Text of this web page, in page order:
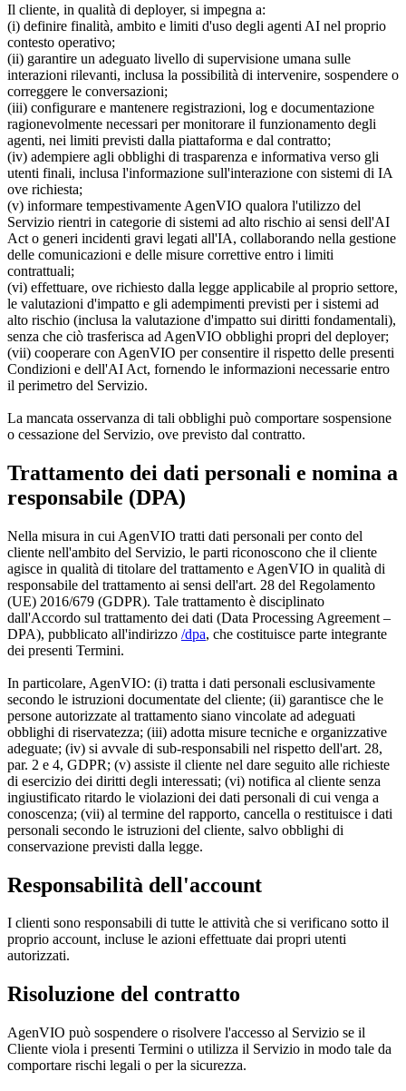
Il cliente, in qualità di deployer, si impegna a:
(i) definire finalità, ambito e limiti d'uso degli agenti AI nel proprio
contesto operativo;
(ii) garantire un adeguato livello di supervisione umana sulle
interazioni rilevanti, inclusa la possibilità di intervenire, sospendere o
correggere le conversazioni;
(iii) configurare e mantenere registrazioni, log e documentazione
ragionevolmente necessari per monitorare il funzionamento degli
agenti, nei limiti previsti dalla piattaforma e dal contratto;
(iv) adempiere agli obblighi di trasparenza e informativa verso gli
utenti finali, inclusa l'informazione sull'interazione con sistemi di IA
ove richiesta;
(v) informare tempestivamente AgenVIO qualora l'utilizzo del
Servizio rientri in categorie di sistemi ad alto rischio ai sensi dell'AI
Act o generi incidenti gravi legati all'IA, collaborando nella gestione
delle comunicazioni e delle misure correttive entro i limiti
contrattuali;
(vi) effettuare, ove richiesto dalla legge applicabile al proprio settore,
le valutazioni d'impatto e gli adempimenti previsti per i sistemi ad
alto rischio (inclusa la valutazione d'impatto sui diritti fondamentali),
senza che ciò trasferisca ad AgenVIO obblighi propri del deployer;
(vii) cooperare con AgenVIO per consentire il rispetto delle presenti
Condizioni e dell'AI Act, fornendo le informazioni necessarie entro
il perimetro del Servizio.
La mancata osservanza di tali obblighi può comportare sospensione
o cessazione del Servizio, ove previsto dal contratto.
Trattamento dei dati personali e nomina a
responsabile (DPA)
Nella misura in cui AgenVIO tratti dati personali per conto del
cliente nell'ambito del Servizio, le parti riconoscono che il cliente
agisce in qualità di titolare del trattamento e AgenVIO in qualità di
responsabile del trattamento ai sensi dell'art. 28 del Regolamento
(UE) 2016/679 (GDPR). Tale trattamento è disciplinato
dall'Accordo sul trattamento dei dati (Data Processing Agreement –
DPA), pubblicato all'indirizzo /dpa, che costituisce parte integrante
dei presenti Termini.
In particolare, AgenVIO: (i) tratta i dati personali esclusivamente
secondo le istruzioni documentate del cliente; (ii) garantisce che le
persone autorizzate al trattamento siano vincolate ad adeguati
obblighi di riservatezza; (iii) adotta misure tecniche e organizzative
adeguate; (iv) si avvale di sub-responsabili nel rispetto dell'art. 28,
par. 2 e 4, GDPR; (v) assiste il cliente nel dare seguito alle richieste
di esercizio dei diritti degli interessati; (vi) notifica al cliente senza
ingiustificato ritardo le violazioni dei dati personali di cui venga a
conoscenza; (vii) al termine del rapporto, cancella o restituisce i dati
personali secondo le istruzioni del cliente, salvo obblighi di
conservazione previsti dalla legge.
Responsabilità dell'account
I clienti sono responsabili di tutte le attività che si verificano sotto il
proprio account, incluse le azioni effettuate dai propri utenti
autorizzati.
Risoluzione del contratto
AgenVIO può sospendere o risolvere l'accesso al Servizio se il
Cliente viola i presenti Termini o utilizza il Servizio in modo tale da
comportare rischi legali o per la sicurezza.